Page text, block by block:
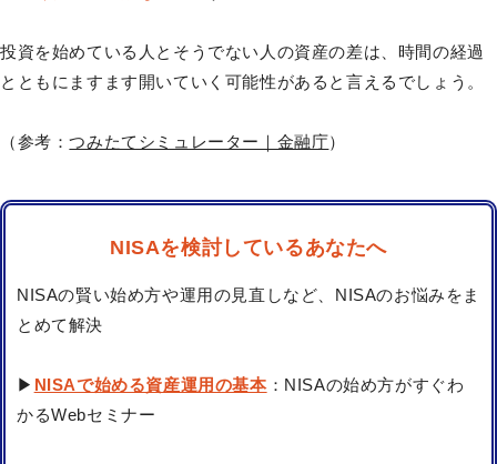
投資を始めている人とそうでない人の資産の差は、時間の経過
とともにますます開いていく可能性があると言えるでしょう。
（参考：つみたてシミュレーター｜金融庁）
NISAを検討しているあなたへ
NISAの賢い始め方や運用の見直しなど、NISAのお悩みをま
とめて解決
▶ NISAで始める資産運用の基本：NISAの始め方がすぐわ
かるWebセミナー